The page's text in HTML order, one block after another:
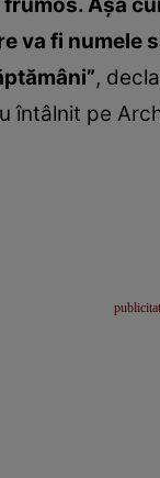
Aşa
va fi
,
întâlnit pe